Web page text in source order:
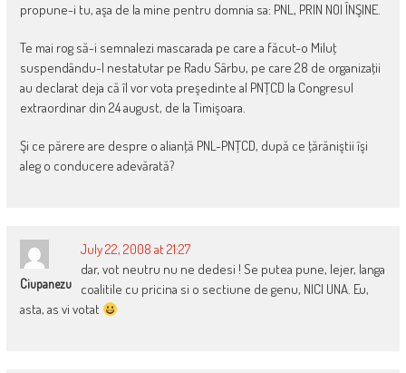
propune-i tu, aşa de la mine pentru domnia sa: PNL, PRIN NOI ÎNŞINE.
Te mai rog să-i semnalezi mascarada pe care a făcut-o Miluţ
suspendându-l nestatutar pe Radu Sârbu, pe care 28 de organizaţii
au declarat deja că îl vor vota preşedinte al PNŢCD la Congresul
extraordinar din 24 august, de la Timişoara.
Şi ce părere are despre o alianţă PNL-PNŢCD, după ce ţărăniştii îşi
aleg o conducere adevărată?
Ciupanezu
July 22, 2008 at 21:27
dar, vot neutru nu ne dedesi ! Se putea pune, lejer, langa
coalitile cu pricina si o sectiune de genu, NICI UNA. Eu,
asta, as vi votat